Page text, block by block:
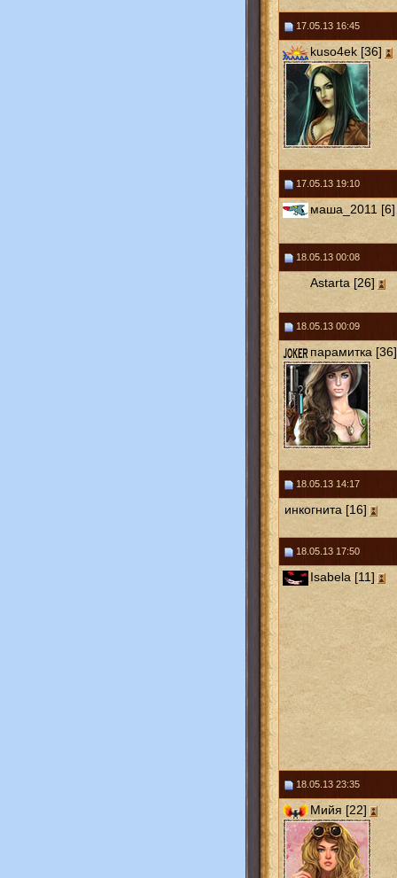
17.05.13 16:45
kuso4ek [36]
17.05.13 19:10
маша_2011 [6]
18.05.13 00:08
Astarta [26]
18.05.13 00:09
парамитка [36]
18.05.13 14:17
инкогнита [16]
18.05.13 17:50
Isabela [11]
18.05.13 23:35
Мийя [22]